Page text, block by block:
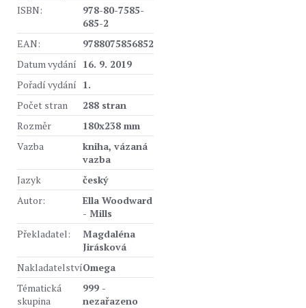
ISBN:
978-80-7585-
685-2
EAN:
9788075856852
Datum vydání 16. 9. 2019
Pořadí vydání 1.
Počet stran
288 stran
Rozměr
180x238 mm
Vazba
kniha, vázaná
vazba
Jazyk
český
Autor:
Ella Woodward
- Mills
Překladatel:
Magdaléna
Jirásková
NakladatelstvíOmega
Tématická
skupina
999 -
nezařazeno